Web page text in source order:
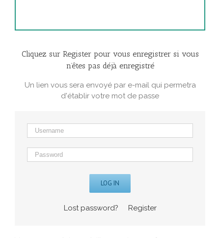
Cliquez sur Register pour vous enregistrer si vous
n’êtes pas déjà enregistré
Un lien vous sera envoyé par e-mail qui permetra
d'établir votre mot de passe
LOG IN
Lost password? Register